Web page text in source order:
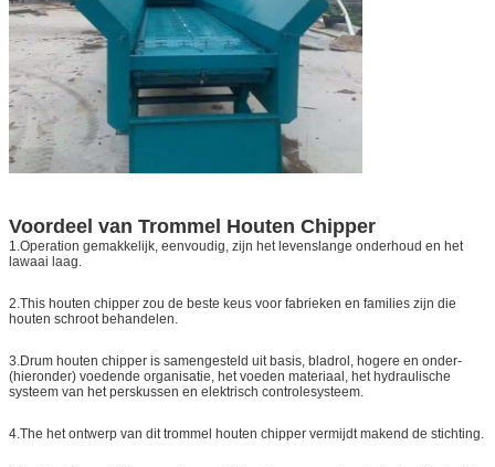
Voordeel van Trommel Houten Chipper
1.Operation gemakkelijk, eenvoudig, zijn het levenslange onderhoud en het
lawaai laag.
2.This houten chipper zou de beste keus voor fabrieken en families zijn die
houten schroot behandelen.
3.Drum houten chipper is samengesteld uit basis, bladrol, hogere en onder-
(hieronder) voedende organisatie, het voeden materiaal, het hydraulische
systeem van het perskussen en elektrisch controlesysteem.
4.The het ontwerp van dit trommel houten chipper vermijdt makend de stichting.